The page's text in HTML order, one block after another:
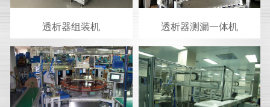
透析器组装机 透析器测漏一体机